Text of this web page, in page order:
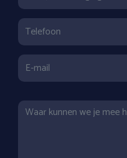
Telefoon
E-mail
Bericht